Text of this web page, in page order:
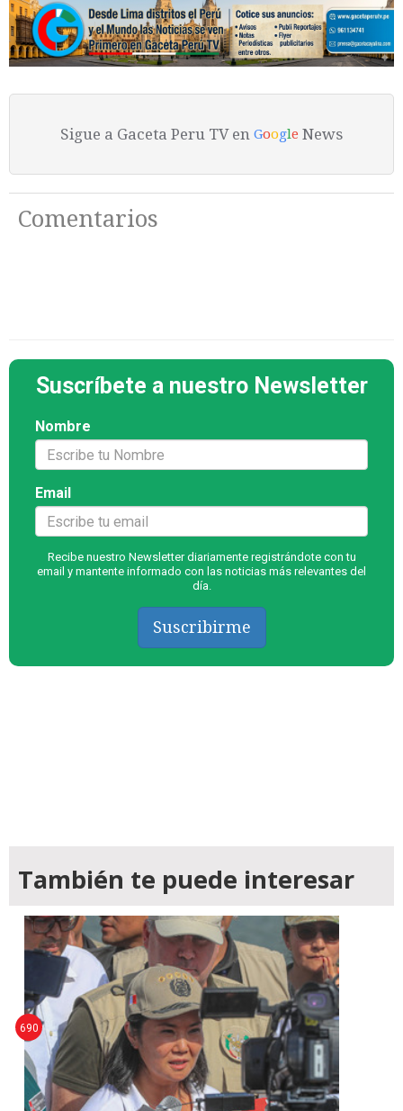
Sigue a Gaceta Peru TV en Google News
Comentarios
Suscríbete a nuestro Newsletter
Nombre
Email
Recibe nuestro Newsletter diariamente registrándote con tu
email y mantente informado con las noticias más relevantes del
día.
Suscribirme
También te puede interesar
690